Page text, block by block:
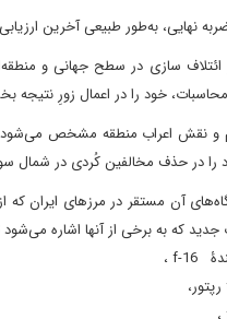
نهایی، به‌طور طبیعی آخرین
محاسبات، خود را در اعمال زورِ
را در حذف مخالفین کُردی در شمال
جدید که به برخی از آنها اشاره